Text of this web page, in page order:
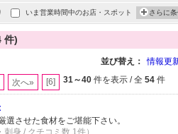
いま営業時間中のお店・スポット さらに
件)
並び替え： 情報更
次へ» [6] 31～40 件を表示 / 全 54 件
選させた食材をご堪能下さい。
刺身 / クチコミ数 1件）